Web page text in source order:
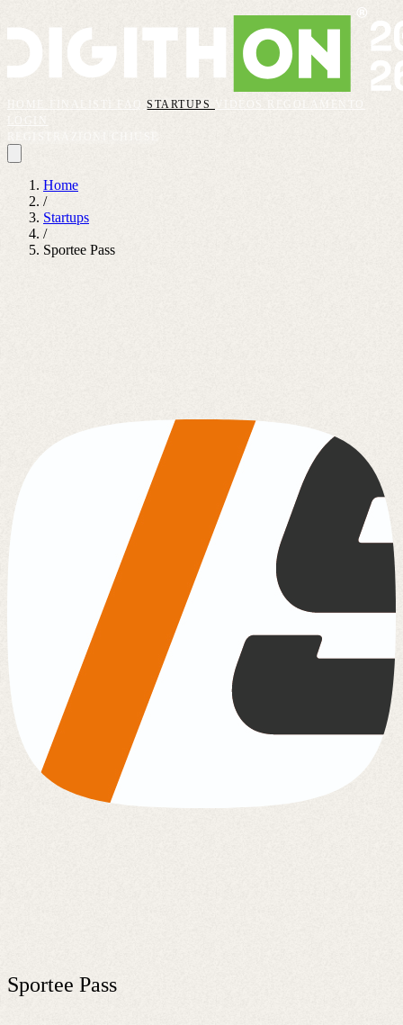
FAQSTARTUPS VIDEOS
REGOLAMENTO
Home
/
Startups
/
Sportee Pass
Sportee Pass